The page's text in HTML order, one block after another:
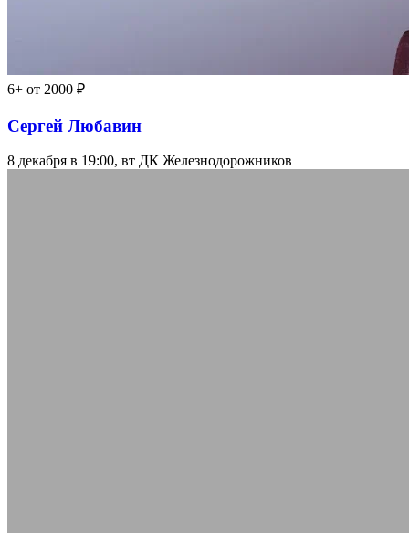
6+ от 2000 ₽
Сергей Любавин
8 декабря в 19:00, вт ДК Железнодорожников